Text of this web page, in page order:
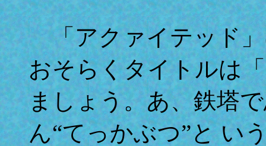
「アクァイテッド」
おそらくタイトルは
ましょう。あ、鉄塔
ん“てっかぶつ”と い